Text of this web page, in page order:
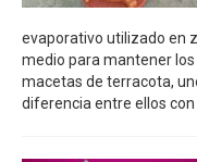
evaporativo utilizado en
medio para mantener
macetas de terracota,
diferencia entre ellos